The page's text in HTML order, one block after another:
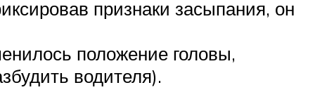
признаки засыпания, он
положение головы,
водителя).